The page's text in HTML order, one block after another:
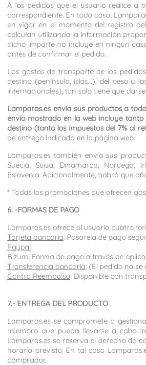
A los pedidos que el usuario realice a
correspondiente. En todo caso,
en vigor en el momento del registro
calculan utilizando la información
dicho importe no incluye en ningún
antes de confirmar el pedido.
Los gastos de transporte de los
destino (península, islas...), del peso y
internacionales), tan solo tiene que
Lamparas.es envía sus productos a
envío mostrado en la web incluye
destino (tanto los impuestos del 7% al
de entrega indicado en la página web.
Lamparas.es también envía sus
Suecia, Suiza, Dinamarca, Noruega,
Eslovenia. Adicionalmente, habrá que
* Todas las promociones que ofrecen
6. -FORMAS DE PAGO
Lamparas.es ofrece al usuario cuatro
Tarjeta bancaria: Pasarela de pago
Paypal
Bizum: Forma de pago a través de
Transferencia bancaria: (El pedido no
Contra Reembolso: Disponible con
7.- ENTREGA DEL PRODUCTO
Lamparas.es se compromete a
miembro que pueda llevarse a cabo
Lamparas.es se reserva el derecho de
horario previsto. En tal caso
comprador.